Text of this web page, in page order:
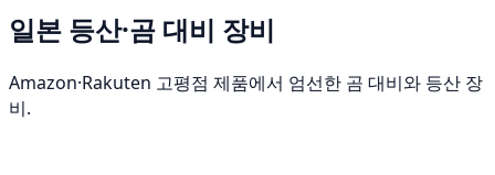
일본 등산·곰 대비 장비
Amazon·Rakuten 고평점 제품에서 엄선한 곰 대비와 등산 장
비.